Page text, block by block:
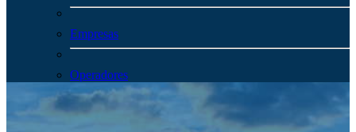
Empresas
Operadores